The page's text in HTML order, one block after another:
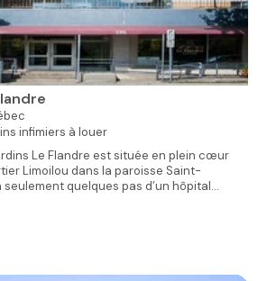
infimiers à louer
Le Flandre est située en plein cœur
Limoilou dans la paroisse Saint-
seulement quelques pas d’un hôpital...